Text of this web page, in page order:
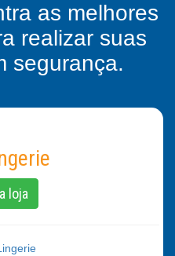
as melhores
realizar suas
segurança.
loja